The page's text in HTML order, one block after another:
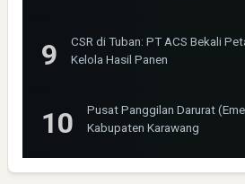
CSR di Tuban: PT ACS Bekali
Kelola Hasil Panen
Pusat Panggilan Darurat
Kabupaten Karawang